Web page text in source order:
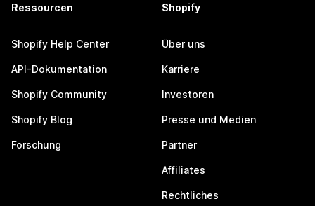
Ressourcen
Shopify Help Center
API-Dokumentation
Shopify Community
Shopify Blog
Forschung
Shopify
Über uns
Karriere
Investoren
Presse und Medien
Partner
Affiliates
Rechtliches